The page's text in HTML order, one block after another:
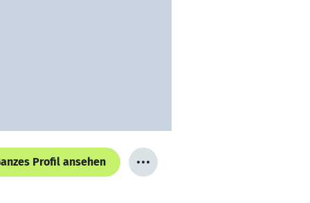
Profil ansehen